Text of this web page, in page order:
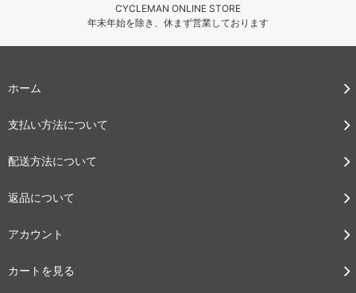
CYCLEMAN ONLINE STORE
年末年始を除き、休まず営業しております
ホーム
支払い方法について
配送方法について
返品について
アカウント
カートを見る